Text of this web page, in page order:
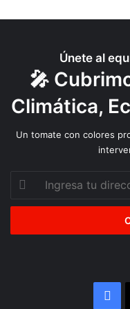
carbono neutralidad
Lo logramos, parecía ser
Asuntos Exteriores,
Holland), en la COP21, en
Pero tanto Cleetus
Únete al
🎤
Climática,
Un tomate con colores
Ingresa
dirección
correo